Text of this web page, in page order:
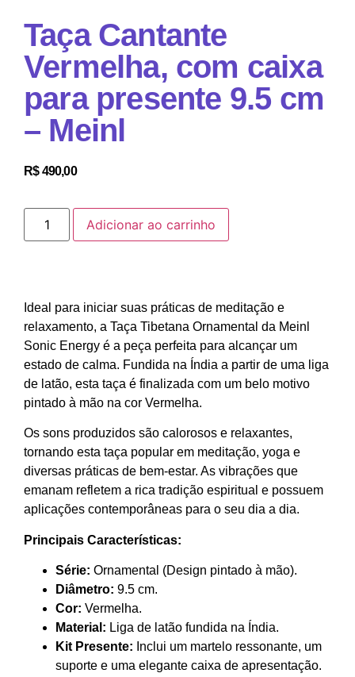
Taça Cantante
Vermelha, com caixa
para presente 9.5 cm
– Meinl
R$490,00
Adicionar ao carrinho
Ideal para iniciar suas práticas de meditação e
relaxamento, a Taça Tibetana Ornamental da Meinl
Sonic Energy é a peça perfeita para alcançar um
estado de calma. Fundida na Índia a partir de uma liga
de latão, esta taça é finalizada com um belo motivo
pintado à mão na cor Vermelha.
Os sons produzidos são calorosos e relaxantes,
tornando esta taça popular em meditação, yoga e
diversas práticas de bem-estar. As vibrações que
emanam refletem a rica tradição espiritual e possuem
aplicações contemporâneas para o seu dia a dia.
Principais Características:
Série: Ornamental (Design pintado à mão).
Diâmetro: 9.5 cm.
Cor: Vermelha.
Material: Liga de latão fundida na Índia.
Kit Presente: Inclui um martelo ressonante, um
suporte e uma elegante caixa de apresentação.